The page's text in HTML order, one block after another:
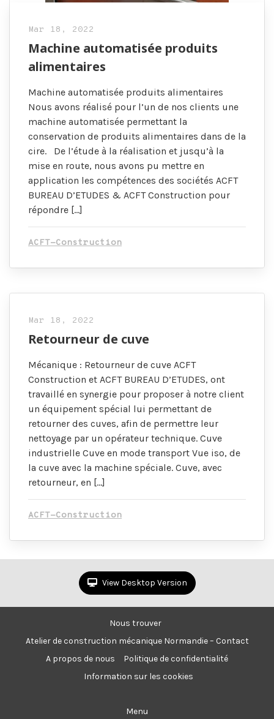
Mar 18, 2022
Machine automatisée produits
alimentaires
Machine automatisée produits alimentaires
Nous avons réalisé pour l’un de nos clients une
machine automatisée permettant la
conservation de produits alimentaires dans de la
cire. De l’étude à la réalisation et jusqu’à la
mise en route, nous avons pu mettre en
application les compétences des sociétés ACFT
BUREAU D’ETUDES & ACFT Construction pour
répondre […]
ACFT-Construction
Mar 18, 2022
Retourneur de cuve
Mécanique : Retourneur de cuve ACFT
Construction et ACFT BUREAU D’ETUDES, ont
travaillé en synergie pour proposer à notre client
un équipement spécial lui permettant de
retourner des cuves, afin de permettre leur
nettoyage par un opérateur technique. Cuve
industrielle Cuve en mode transport Vue iso, de
la cuve avec la machine spéciale. Cuve, avec
retourneur, en […]
ACFT-Construction
View Desktop Version
Nous trouver
Atelier de construction mécanique Normandie – Contact
A propos de nous
Politique de confidentialité
Information sur les cookies
Menu